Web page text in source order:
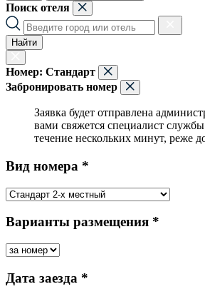
Поиск отеля
Найти
Номер: Стандарт
Забронировать номер
Заявка будет отправлена
вами свяжется специалист
течение нескольких минут, реже
Вид номера *
Варианты размещения *
Дата заезда *